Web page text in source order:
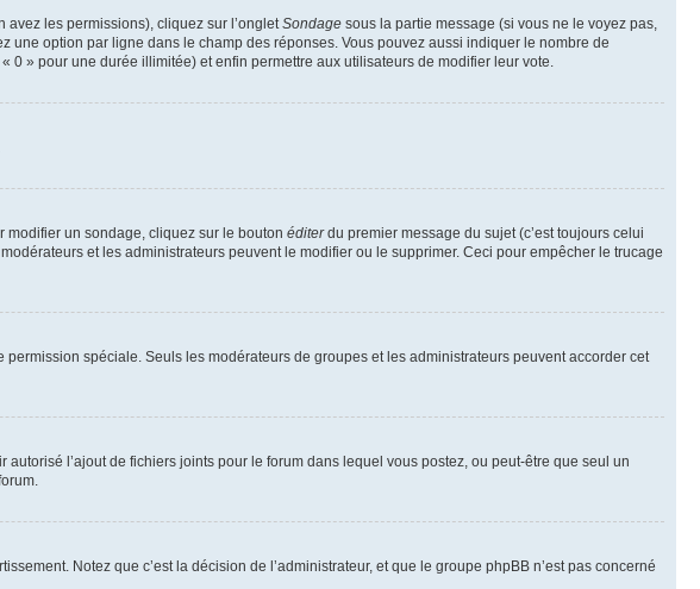
avez les permissions), cliquez sur l’ongletSondage sous la partie message (si vous ne le voyez pas,
option par ligne dans le champ des réponses. Vous pouvez aussi indiquer le nombre de
0 » pour une durée illimitée) et enfin permettre aux utilisateurs de modifier leur vote.
modifier un sondage, cliquez sur le bouton éditerdu premier message du sujet (c’est toujours celui
et les administrateurs peuvent le modifier ou le supprimer. Ceci pour empêcher le trucage
spéciale. Seuls les modérateurs de groupes et les administrateurs peuvent accorder cet
l’ajout de fichiers joints pour le forum dans lequel vous postez, ou peut-être que seul un
Notez que c’est la décision de l’administrateur, et que le groupe phpBB n’est pas concerné